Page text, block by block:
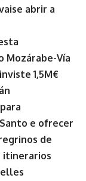
abrir a
Mozárabe-Vía
1,5M€
e ofrecer
de
itinerarios